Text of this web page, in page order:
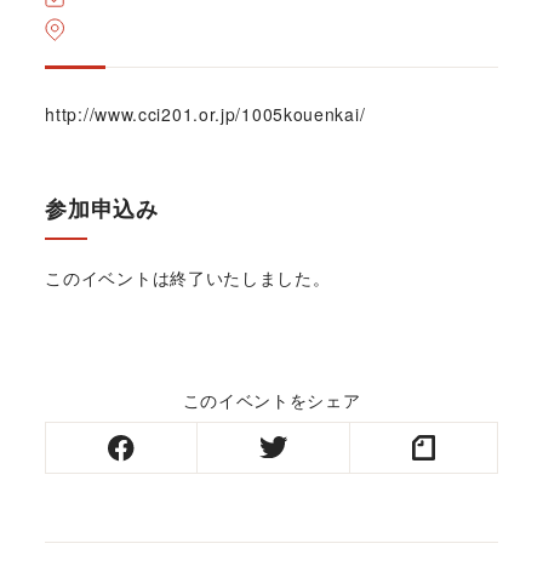
http://www.cci201.or.jp/1005kouenkai/
参加申込み
このイベントは終了いたしました。
このイベントをシェア